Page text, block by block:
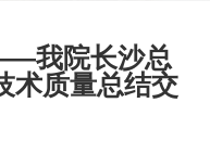
我院长沙总
术质量总结交